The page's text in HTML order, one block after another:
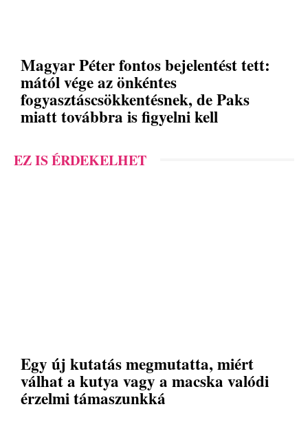
Magyar Péter fontos bejelentést tett:
mától vége az önkéntes
fogyasztáscsökkentésnek, de Paks
miatt továbbra is figyelni kell
EZ IS ÉRDEKELHET
Egy új kutatás megmutatta, miért
válhat a kutya vagy a macska valódi
érzelmi támaszunkká